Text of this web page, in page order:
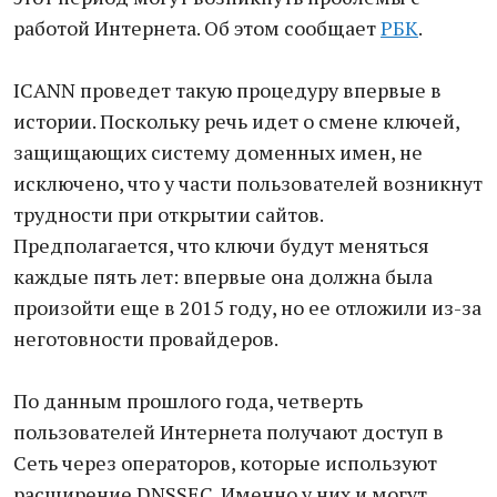
работой Интернета. Об этом сообщаетРБК.
ICANN проведет такую процедуру впервые в
истории. Поскольку речь идет о смене ключей,
защищающих систему доменных имен, не
исключено, что у части пользователей возникнут
трудности при открытии сайтов.
Предполагается, что ключи будут меняться
каждые пять лет: впервые она должна была
произойти еще в 2015 году, но ее отложили из-за
неготовности провайдеров.
По данным прошлого года, четверть
пользователей Интернета получают доступ в
Сеть через операторов, которые используют